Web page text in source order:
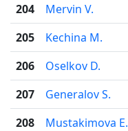
204
Mervin V.
205
Kechina M.
206
Oselkov D.
207
Generalov S.
208
Mustakimova E.